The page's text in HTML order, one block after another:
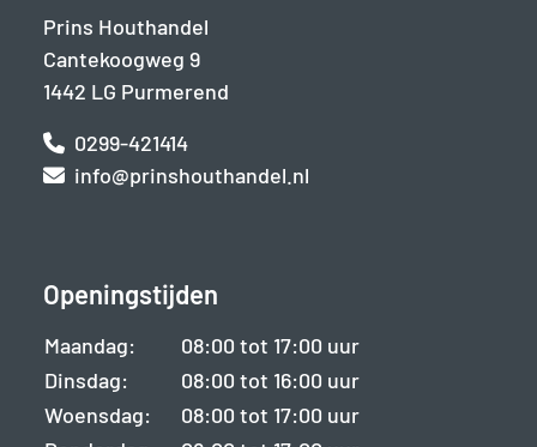
Prins Houthandel
Cantekoogweg 9
1442 LG Purmerend
0299-421414
info@prinshouthandel.nl
Openingstijden
Maandag:
08:00 tot 17:00 uur
Dinsdag:
08:00 tot 16:00 uur
Woensdag:
08:00 tot 17:00 uur